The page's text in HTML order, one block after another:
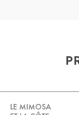
LE MIMOSA